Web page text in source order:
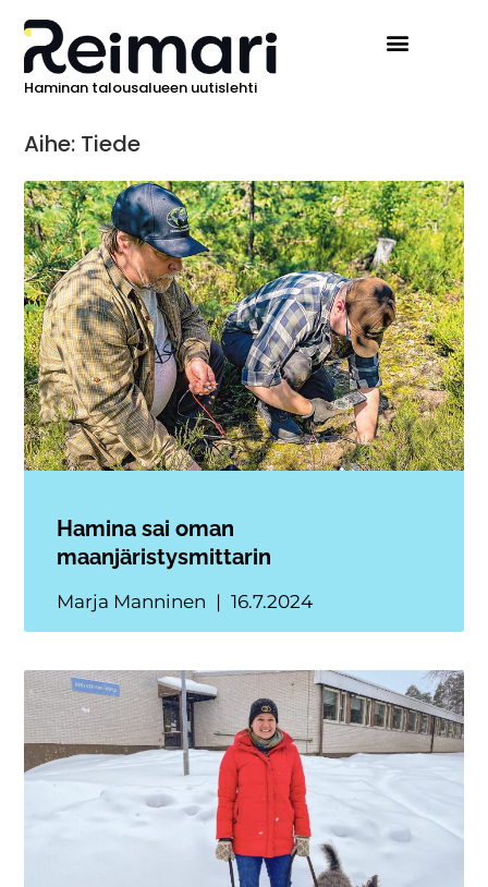
Haminan talousalueen uutislehti
Aihe: Tiede
Hamina sai oman
maanjäristysmittarin
Marja Manninen 16.7.2024